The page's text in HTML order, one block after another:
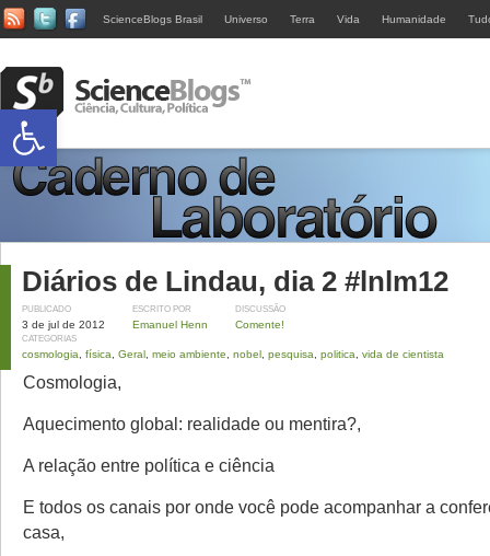
ScienceBlogs Brasil Universo Terra Vida Humanidade
Diários de Lindau, dia 2 #lnlm12
PUBLICADO
3 de jul de 2012
ESCRITO POR
Emanuel Henn
DISCUSSÃO
Comente!
CATEGORIAS
cosmologia física Geral meio ambiente nobel pesquisa politica vida de cientista
Cosmologia,
Aquecimento global: realidade ou mentira?,
A relação entre política e ciência
E todos os canais por onde você pode acompanhar a
casa,
Abrir a barra de ferramentas